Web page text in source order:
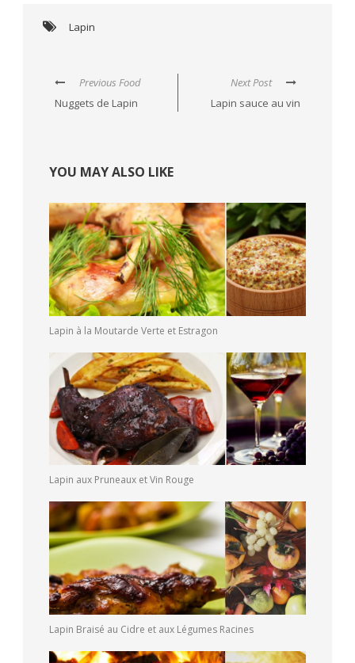
Lapin
Previous Food
Nuggets de Lapin
Next Post
Lapin sauce au vin
YOU MAY ALSO LIKE
Lapin à la Moutarde Verte et Estragon
Lapin aux Pruneaux et Vin Rouge
Lapin Braisé au Cidre et aux Légumes Racines